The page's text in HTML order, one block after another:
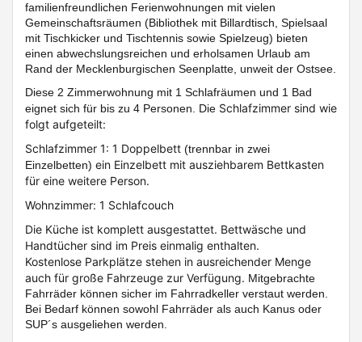
familienfreundlichen Ferienwohnungen mit vielen
Gemeinschaftsräumen (Bibliothek mit Billardtisch, Spielsaal
mit Tischkicker und Tischtennis sowie Spielzeug) bieten
einen abwechslungsreichen und erholsamen Urlaub am
Rand der Mecklenburgischen Seenplatte, unweit der Ostsee.
Diese 2 Zimmerwohnung mit 1 Schlafräumen und 1 Bad
eignet sich für bis zu 4 Personen. Die Schlafzimmer sind wie
folgt aufgeteilt:
Schlafzimmer 1: 1 Doppelbett (trennbar in zwei
Einzelbetten) ein Einzelbett mit ausziehbarem Bettkasten
für eine weitere Person.
Wohnzimmer: 1 Schlafcouch
Die Küche ist komplett ausgestattet. Bettwäsche und
Handtücher sind im Preis einmalig enthalten.
Kostenlose Parkplätze stehen in ausreichender Menge
auch für große Fahrzeuge zur Verfügung. Mitgebrachte
Fahrräder können sicher im Fahrradkeller verstaut werden.
Bei Bedarf können sowohl Fahrräder als auch Kanus oder
SUP´s ausgeliehen werden.